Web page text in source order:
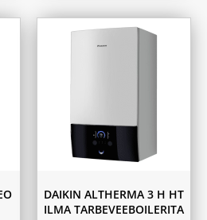
10.44 kW 260m²
9.75 kW 220m²
DAIKIN ALTHERMA 3 H HT
ILMA TARBEVEEBOILERITA